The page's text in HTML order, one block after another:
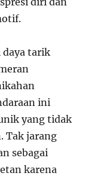
tarik
ini
yang tidak
Tak jarang
sebagai
karena